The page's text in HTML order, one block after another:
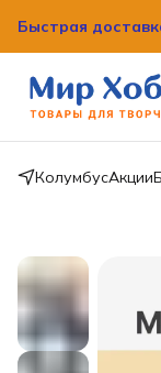
Быстрая
Быстрая
КолумбусАкции